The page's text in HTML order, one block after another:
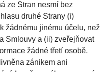
ze Stran nesmí bez
druhé Strany (i)
žádnému jinému účelu, než
Smlouvy a (ii) zveřejňovat
žádné třetí osobě.
zánikem ani